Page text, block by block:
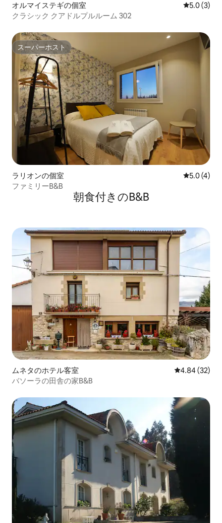
オルマイステギの個室 レビュー3
5.0 (3)
クラシック クアドルプルルーム 302
スーパーホスト
スーパーホスト
ラリオンの個室 レビュー4
5.0 (4)
ファミリーB&B
朝食付きのB&B
ムネタのホテル客室 レビュー32
4.84 (32)
バソーラの田舎の家B&B